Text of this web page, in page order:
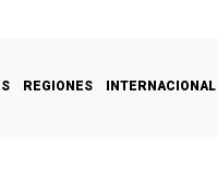
REGIONES INTERNACIONAL